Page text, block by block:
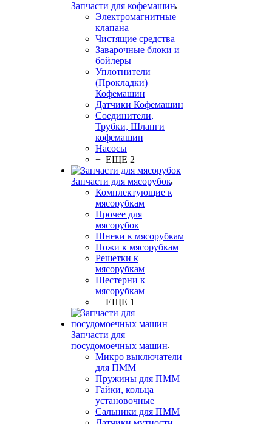
Запчасти для кофемашин
Электромагнитные
клапана
Чистящие средства
Заварочные блоки и
бойлеры
Уплотнители
(Прокладки)
Кофемашин
Датчики Кофемашин
Соединители,
Трубки, Шланги
кофемашин
Насосы
+ ЕЩЕ 2
Запчасти для мясорубок
Комплектующие к
мясорубкам
Прочее для
мясорубок
Шнеки к мясорубкам
Ножи к мясорубкам
Решетки к
мясорубкам
Шестерни к
мясорубкам
+ ЕЩЕ 1
Запчасти для
посудомоечных машин
Микро выключатели
для ПММ
Пружины для ПММ
Гайки, кольца
установочные
Сальники для ПММ